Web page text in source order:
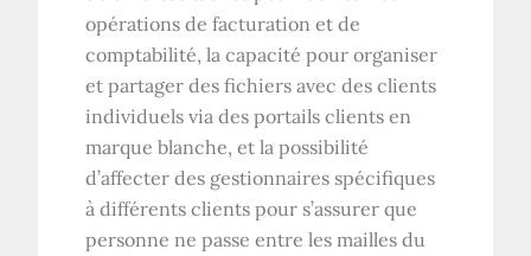
opérations de facturation et de
comptabilité, la capacité pour organiser
et partager des fichiers avec des clients
individuels via des portails clients en
marque blanche, et la possibilité
d’affecter des gestionnaires spécifiques
à différents clients pour s’assurer que
personne ne passe entre les mailles du